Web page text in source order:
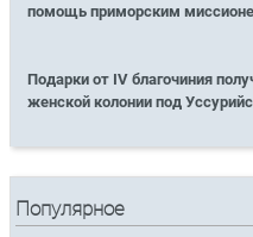
помощь приморским
Подарки от IV благочиния
женской колонии под
Популярное